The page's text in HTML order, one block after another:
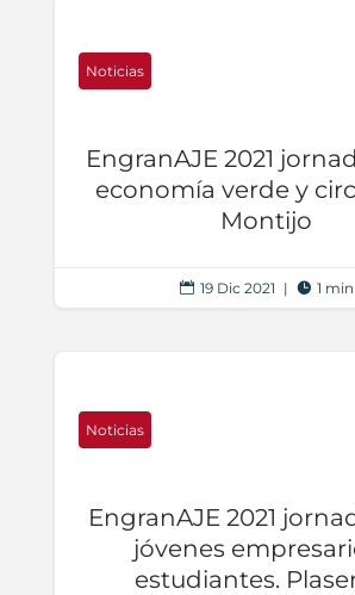
Noticias
EngranAJE 2021
economía verde y
Montijo
 19 Dic 2021 |  1 min
Noticias
EngranAJE 2021
jóvenes
estudiantes.